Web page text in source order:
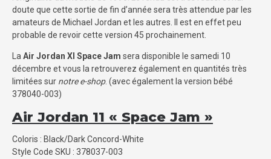
doute que cette sortie de fin d’année sera très attendue par les
amateurs de Michael Jordan et les autres. Il est en effet peu
probable de revoir cette version 45 prochainement.
La Air Jordan XI Space Jam sera disponible le samedi 10
décembre et vous la retrouverez également en quantités très
limitées sur notre e-shop. (avec également la version bébé
378040-003)
Air Jordan 11 « Space Jam »
Coloris : Black/Dark Concord-White
Style Code SKU : 378037-003